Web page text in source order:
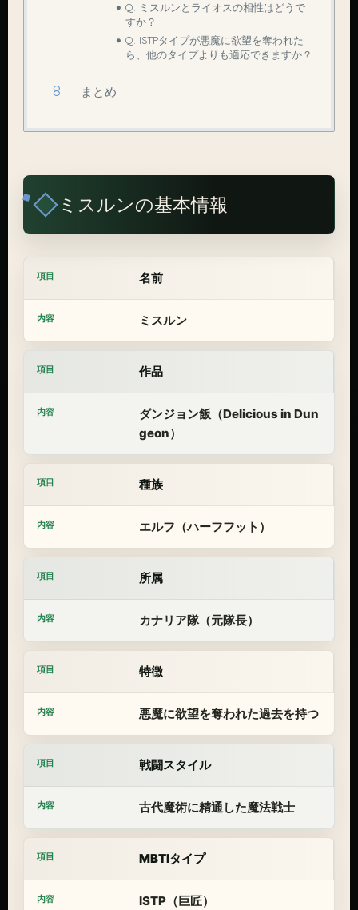
Q. ミスルンとライオスの相性はどうで
すか？
Q. ISTPタイプが悪魔に欲望を奪われた
ら、他のタイプよりも適応できますか？
まとめ
ミスルンの基本情報
名前
ミスルン
作品
ダンジョン飯（Delicious in Dun
geon）
種族
エルフ（ハーフフット）
所属
カナリア隊（元隊長）
特徴
悪魔に欲望を奪われた過去を持つ
戦闘スタイル
古代魔術に精通した魔法戦士
MBTIタイプ
ISTP（巨匠）